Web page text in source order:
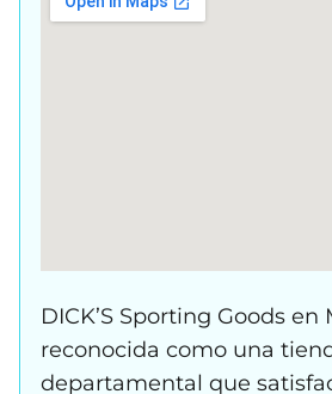
DICK’S Sporting Goods en
reconocida como una
departamental que